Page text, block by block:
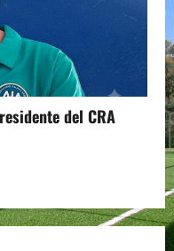
del CRA